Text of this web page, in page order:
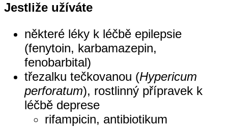
Jestliže užíváte
některé léky k léčbě epilepsie
(fenytoin, karbamazepin,
fenobarbital)
třezalku tečkovanou (Hypericum
perforatum), rostlinný přípravek k
léčbě deprese
rifampicin, antibiotikum